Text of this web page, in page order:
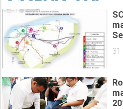
31